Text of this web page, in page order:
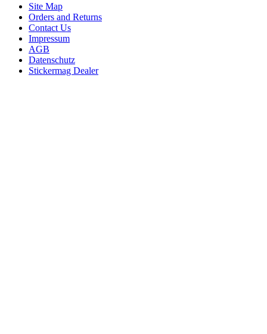
Site Map
Orders and Returns
Contact Us
Impressum
AGB
Datenschutz
Stickermag Dealer